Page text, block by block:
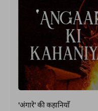
'अंगारे' की कहानियाँ